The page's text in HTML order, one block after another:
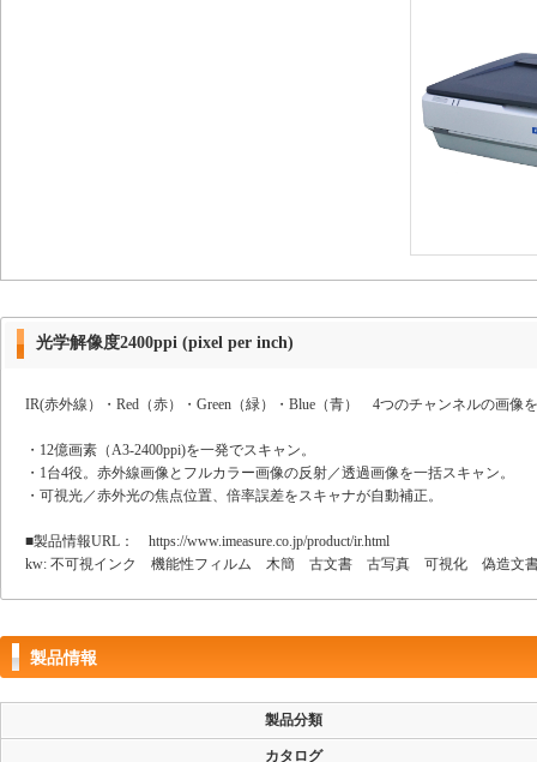
光学解像度2400ppi (pixel per inch)
IR(赤外線）・Red（赤）・Green（緑）・Blue（青） 4つのチャンネルの画像
・12億画素（A3-2400ppi)を一発でスキャン。
・1台4役。赤外線画像とフルカラー画像の反射／透過画像を一括スキャン。
・可視光／赤外光の焦点位置、倍率誤差をスキャナが自動補正。
■製品情報URL： https://www.imeasure.co.jp/product/ir.html
kw: 不可視インク 機能性フィルム 木簡 古文書 古写真 可視化 偽造文
製品情報
製品分類
カタログ